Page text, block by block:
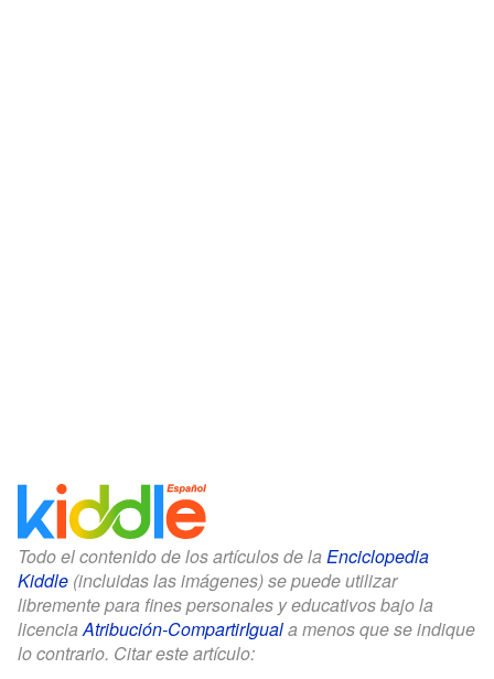
Todo el contenido de los artículos de la Enciclopedia
Kiddle (incluidas las imágenes) se puede utilizar
libremente para fines personales y educativos bajo la
licenciaAtribución-CompartirIguala menos que se indique
lo contrario. Citar este artículo: